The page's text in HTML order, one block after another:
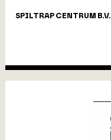
SPILTRAP CENTRUM B.V.